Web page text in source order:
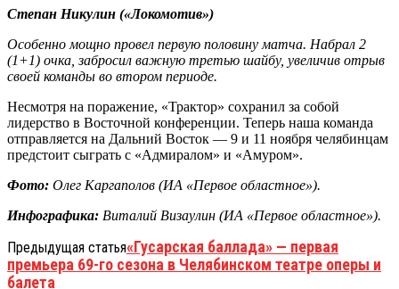
Степан Никулин («Локомотив»)
Особенно мощно провел первую половину матча. Набрал 2
(1+1) очка, забросил важную третью шайбу, увеличив отрыв
своей команды во втором периоде.
Несмотря на поражение, «Трактор» сохранил за собой
лидерство в Восточной конференции. Теперь наша команда
отправляется на Дальний Восток — 9 и 11 ноября челябинцам
предстоит сыграть с «Адмиралом» и «Амуром».
Фото: Олег Каргаполов (ИА «Первое областное»).
Инфографика: Виталий Визаулин (ИА «Первое областное»).
Предыдущая статья«Гусарская баллада» — первая
премьера 69-го сезона в Челябинском театре оперы и
балета